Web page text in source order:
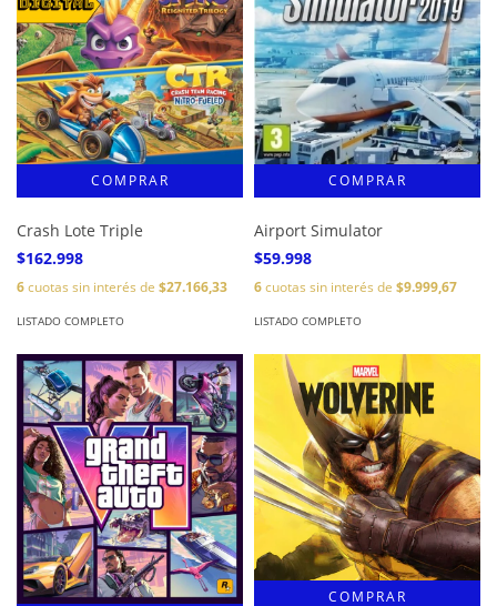
Crash Lote Triple
$162.998
6cuotas sin interés de $27.166,33
LISTADO COMPLETO
Airport Simulator
$59.998
6cuotas sin interés de $9.999,67
LISTADO COMPLETO